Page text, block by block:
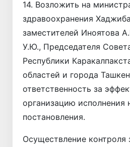
14. Возложить на
здравоохранения
заместителей Иноятова
У.Ю., Председателя
Республики
областей и города
ответственность за
организацию исполнения
постановления.
Осуществление контроля